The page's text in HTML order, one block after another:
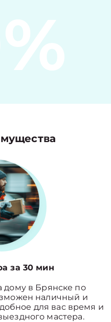
за 30 мин
дому в Брянске по
наличный и
для вас время и
мастера.